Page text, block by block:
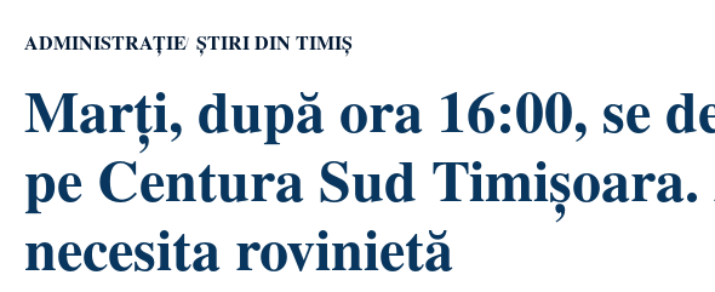
ADMINISTRAȚIE ȘTIRI DIN TIMIȘ
Marți, după ora 16:00, se
pe Centura Sud Timișoara.
necesita rovinietă